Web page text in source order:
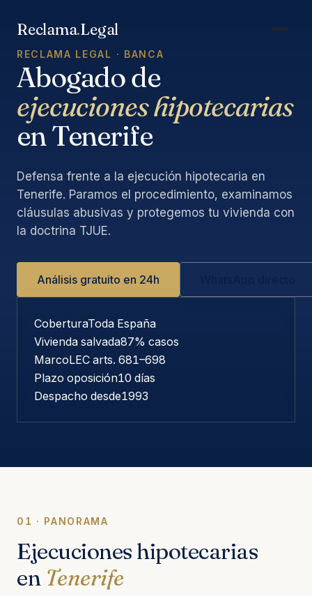
Reclama.Legal
RECLAMA LEGAL · BANCA
Abogado de
ejecuciones hipotecarias
en Tenerife
Defensa frente a la ejecución hipotecaria en
Tenerife. Paramos el procedimiento, examinamos
cláusulas abusivas y protegemos tu vivienda con
la doctrina TJUE.
Análisis gratuito en 24h
CoberturaToda España
Vivienda salvada87% casos
MarcoLEC arts. 681–698
Plazo oposición10 días
Despacho desde1993
01 · PANORAMA
Ejecuciones hipotecarias
en Tenerife